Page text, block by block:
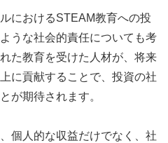
におけるSTEAM教育への投
うな社会的責任についても考
た教育を受けた人材が、将来
に貢献することで、投資の社
が期待されます。
個人的な収益だけでなく、社